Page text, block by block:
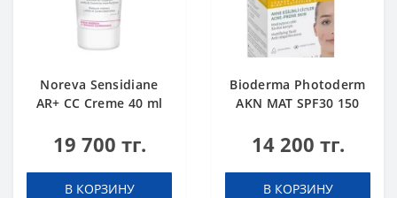
Noreva Sensidiane
AR+ CC Creme 40 ml
19 700 тг.
В КОРЗИНУ
Bioderma Photoderm
AKN MAT SPF30 150
14 200 тг.
В КОРЗИНУ